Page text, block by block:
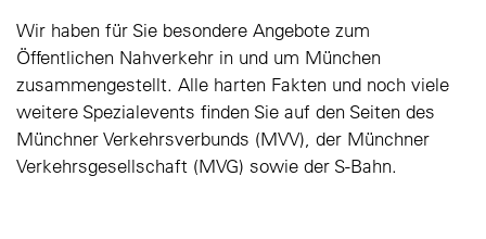
Wir haben für Sie besondere Angebote zum
Öffentlichen Nahverkehr in und um München
zusammengestellt. Alle harten Fakten und noch viele
weitere Spezialevents finden Sie auf den Seiten des
Münchner Verkehrsverbunds (MVV), der Münchner
Verkehrsgesellschaft (MVG) sowie der S-Bahn.